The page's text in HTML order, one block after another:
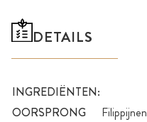
DETAILS
INGREDIËNTEN:
OORSPRONG
Filippijnen